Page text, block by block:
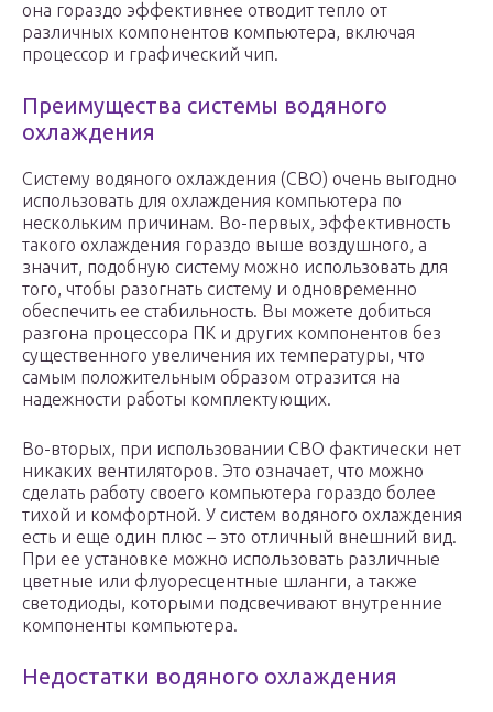
она гораздо эффективнее отводит тепло от
различных компонентов компьютера, включая
процессор и графический чип.
Преимущества системы водяного
охлаждения
Систему водяного охлаждения (СВО) очень выгодно
использовать для охлаждения компьютера по
нескольким причинам. Во-первых, эффективность
такого охлаждения гораздо выше воздушного, а
значит, подобную систему можно использовать для
того, чтобы разогнать систему и одновременно
обеспечить ее стабильность. Вы можете добиться
разгона процессора ПК и других компонентов без
существенного увеличения их температуры, что
самым положительным образом отразится на
надежности работы комплектующих.
Во-вторых, при использовании СВО фактически нет
никаких вентиляторов. Это означает, что можно
сделать работу своего компьютера гораздо более
тихой и комфортной. У систем водяного охлаждения
есть и еще один плюс – это отличный внешний вид.
При ее установке можно использовать различные
цветные или флуоресцентные шланги, а также
светодиоды, которыми подсвечивают внутренние
компоненты компьютера.
Недостатки водяного охлаждения